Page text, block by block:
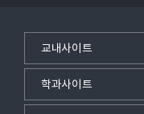
교내사이트
학과사이트